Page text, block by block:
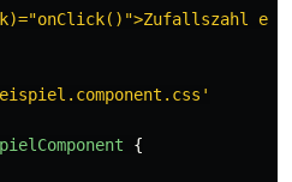
'
{